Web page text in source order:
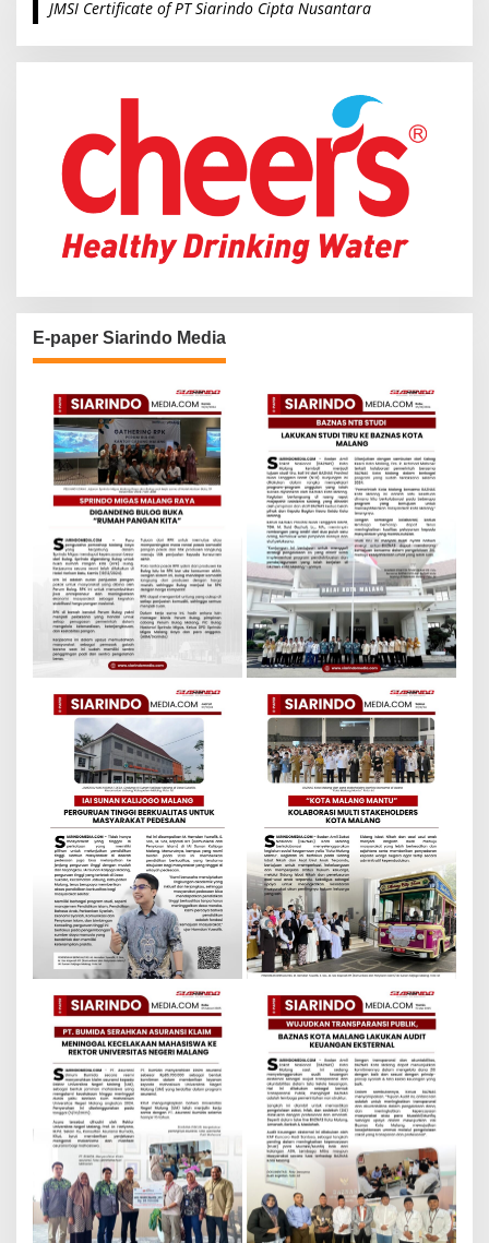
o
JMSI Certificate of PT Siarindo Cipta Nusantara
E-paper Siarindo Media